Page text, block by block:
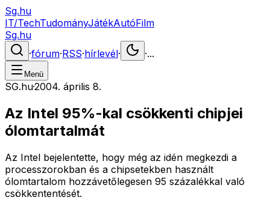
Sg.hu
IT/TechTudományJátékAutóFilm
Sg.hu
·fórum·RSS·hírlevél· ·...
Menü
SG.hu·2004. április 8.
Az Intel 95%-kal csökkenti chipjei
ólomtartalmát
Az Intel bejelentette, hogy még az idén megkezdi a
processzorokban és a chipsetekben használt
ólomtartalom hozzávetőlegesen 95 százalékkal való
csökkententését.